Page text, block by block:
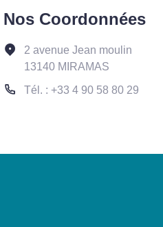
Nos Coordonnées
2 avenue Jean moulin
13140 MIRAMAS
Tél. : +33 4 90 58 80 29